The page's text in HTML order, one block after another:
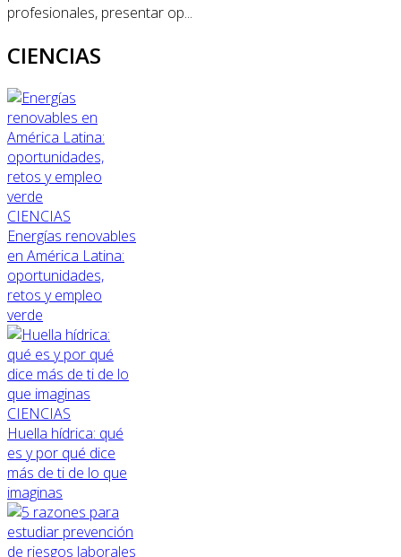
profesionales, presentar op...
CIENCIAS
CIENCIAS
Energías renovables
en América Latina:
oportunidades,
retos y empleo
verde
CIENCIAS
Huella hídrica: qué
es y por qué dice
más de ti de lo que
imaginas